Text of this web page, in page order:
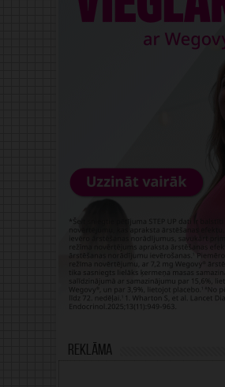
Reklāma